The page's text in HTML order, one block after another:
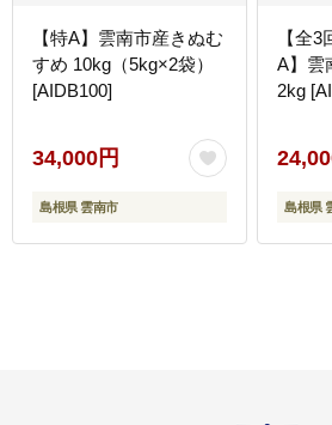
【特A】雲南市産きぬむ
すめ 10kg（5kg×2袋）
[AIDB100]
34,000円
島根県 雲南市
【全
A】雲
2kg
島根県